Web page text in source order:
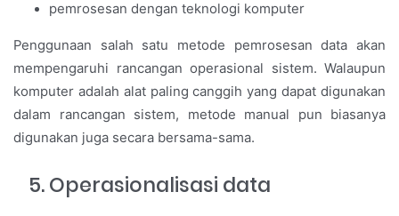
pemrosesan dengan teknologi komputer
Penggunaan salah satu metode pemrosesan data akan
mempengaruhi rancangan operasional sistem. Walaupun
komputer adalah alat paling canggih yang dapat digunakan
dalam rancangan sistem, metode manual pun biasanya
digunakan juga secara bersama-sama.
Operasionalisasi data